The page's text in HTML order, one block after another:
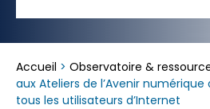
Accueil > Observatoire &
aux Ateliers de l’Avenir numérique
tous les utilisateurs d’Internet